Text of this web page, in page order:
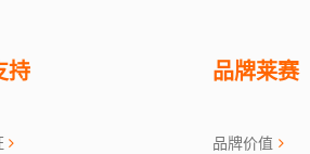
持 品牌莱赛
品牌价值